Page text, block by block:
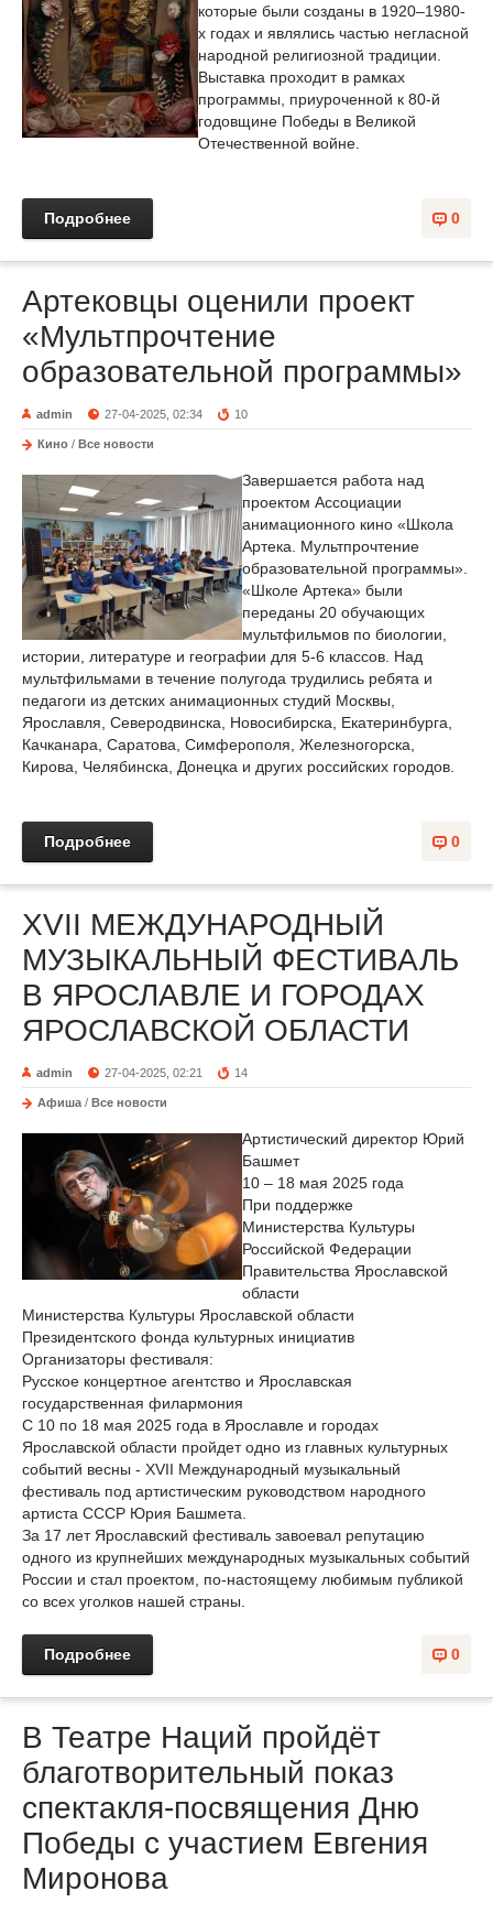
которые были созданы в 1920–1980-
х годах и являлись частью негласной
народной религиозной традиции.
Выставка проходит в рамках
программы, приуроченной к 80-й
годовщине Победы в Великой
Отечественной войне.
0
Подробнее
Артековцы оценили проект
«Мультпрочтение
образовательной программы»
admin 27-04-2025, 02:34 10
Кино / Все новости
Завершается работа над
проектом Ассоциации
анимационного кино «Школа
Артека. Мультпрочтение
образовательной программы».
«Школе Артека» были
переданы 20 обучающих
мультфильмов по биологии,
истории, литературе и географии для 5-6 классов. Над
мультфильмами в течение полугода трудились ребята и
педагоги из детских анимационных студий Москвы,
Ярославля, Северодвинска, Новосибирска, Екатеринбурга,
Качканара, Саратова, Симферополя, Железногорска,
Кирова, Челябинска, Донецка и других российских городов.
0
Подробнее
XVII МЕЖДУНАРОДНЫЙ
МУЗЫКАЛЬНЫЙ ФЕСТИВАЛЬ
В ЯРОСЛАВЛЕ И ГОРОДАХ
ЯРОСЛАВСКОЙ ОБЛАСТИ
admin 27-04-2025, 02:21 14
Афиша / Все новости
Артистический директор Юрий
Башмет
10 – 18 мая 2025 года
При поддержке
Министерства Культуры
Российской Федерации
Правительства Ярославской
области
Министерства Культуры Ярославской области
Президентского фонда культурных инициатив
Организаторы фестиваля:
Русское концертное агентство и Ярославская
государственная филармония
С 10 по 18 мая 2025 года в Ярославле и городах
Ярославской области пройдет одно из главных культурных
событий весны - XVII Международный музыкальный
фестиваль под артистическим руководством народного
артиста СССР Юрия Башмета.
За 17 лет Ярославский фестиваль завоевал репутацию
одного из крупнейших международных музыкальных событий
России и стал проектом, по-настоящему любимым публикой
со всех уголков нашей страны.
0
Подробнее
В Театре Наций пройдёт
благотворительный показ
спектакля-посвящения Дню
Победы с участием Евгения
Миронова